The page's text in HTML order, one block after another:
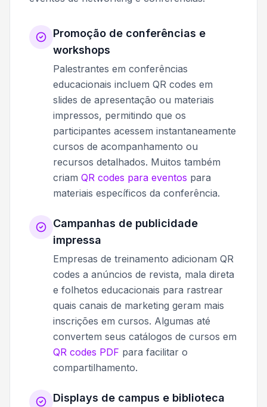
Promoção de conferências e
workshops
Palestrantes em conferências
educacionais incluem QR codes em
slides de apresentação ou materiais
impressos, permitindo que os
participantes acessem instantaneamente
cursos de acompanhamento ou
recursos detalhados. Muitos também
criam QR codes para eventos para
materiais específicos da conferência.
Campanhas de publicidade
impressa
Empresas de treinamento adicionam QR
codes a anúncios de revista, mala direta
e folhetos educacionais para rastrear
quais canais de marketing geram mais
inscrições em cursos. Algumas até
convertem seus catálogos de cursos em
QR codes PDF para facilitar o
compartilhamento.
Displays de campus e biblioteca